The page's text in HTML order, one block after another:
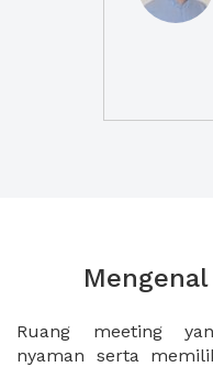
Ruang meeting
nyaman serta
Ruang meeting
dapat diatur